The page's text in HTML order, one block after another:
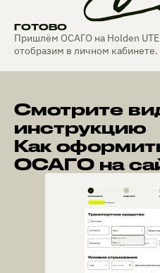
ГОТОВО
Пришлём ОСАГО на Holden
отобразим в личном кабинете.
Смотрите
инструкцию
Как
ОСАГО на